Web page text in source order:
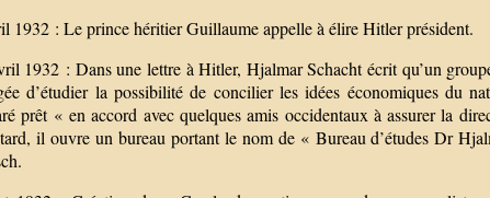
1932 : Le prince héritier Guillaume appelle à élire Hitler président.
1932 : Dans une lettre à Hitler, Hjalmar Schacht écrit qu’un
d’étudier la possibilité de concilier les idées économiques du
prêt « en accord avec quelques amis occidentaux à assurer la
il ouvre un bureau portant le nom de « Bureau d’études Dr